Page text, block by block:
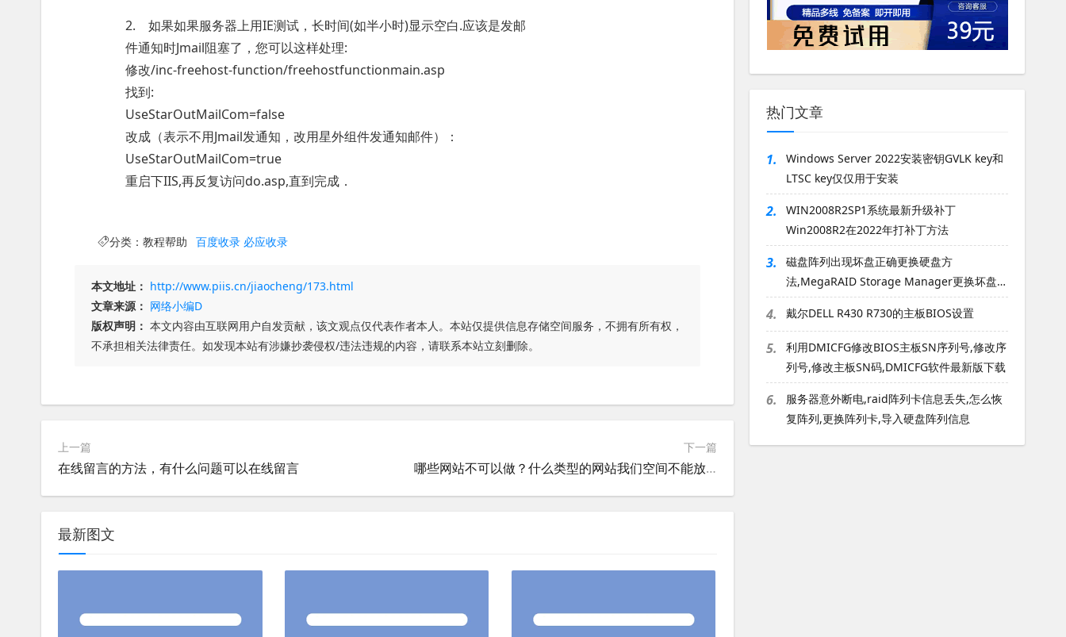
2. 如果如果服务器上用IE测试，长时间(如半小时)显示空白.应该是发邮
件通知时Jmail阻塞了，您可以这样处理:
修改/inc-freehost-function/freehostfunctionmain.asp
找到:
UseStarOutMailCom=false
改成（表示不用Jmail发通知，改用星外组件发通知邮件）：
UseStarOutMailCom=true
重启下IIS,再反复访问do.asp,直到完成．
分类： 教程帮助 百度收录 必应收录
本文地址： http://www.piis.cn/jiaocheng/173.html
文章来源： 网络小编D
版权声明： 本文内容由互联网用户自发贡献，该文观点仅代表作者本人。本站仅提供信息存储空间服务，不拥有所有权，
不承担相关法律责任。如发现本站有涉嫌抄袭侵权/违法违规的内容，请联系本站立刻删除。
上一篇
在线留言的方法，有什么问题可以在线留言
下一篇
哪些网站不可以做？什么类型的网站我们空间不能放？
最新图文
热门文章
1.
Windows Server 2022安装密钥GVLK key和
LTSC key仅仅用于安装
2.
WIN2008R2SP1系统最新升级补丁
Win2008R2在2022年打补丁方法
3.
磁盘阵列出现坏盘正确更换硬盘方
法,MegaRAID Storage Manager更换坏盘方
法
4. 戴尔DELL R430 R730的主板BIOS设置
5.
利用DMICFG修改BIOS主板SN序列号,修改序
列号,修改主板SN码,DMICFG软件最新版下载
6.
服务器意外断电,raid阵列卡信息丢失,怎么恢
复阵列,更换阵列卡,导入硬盘阵列信息